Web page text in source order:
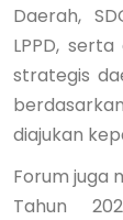
Daerah,
LPPD,
strategis
diajukan
Forum juga
Tahun